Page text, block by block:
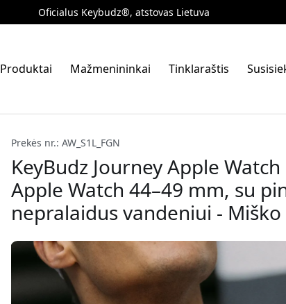
Oficialus Keybudz®, atstovas Lietuva
Produktai Mažmenininkai Tinklaraštis
Prekės nr.: AW_S1L_FGN
KeyBudz Journey Apple
Apple Watch 44–49 mm, su
nepralaidus vandeniui - Miško